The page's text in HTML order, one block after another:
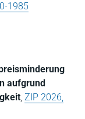
1985
aufgrund
, ZIP 2026,